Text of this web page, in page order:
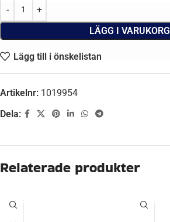
LÄGG I VARUKORG
Lägg till i önskelistan
Artikelnr: 1019954
Dela:
Beskrivning